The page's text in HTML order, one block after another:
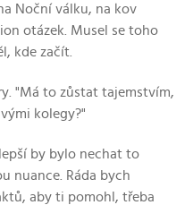
Noční válku, na kov
otázek. Musel se toho
kde začít.
"Má to zůstat tajemstvím,
kolegy?"
by bylo nechat to
nuance. Ráda bych
aby ti pomohl, třeba